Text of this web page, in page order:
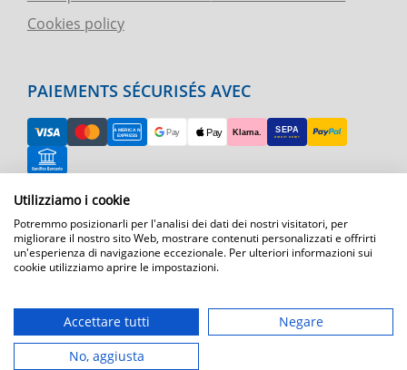
Cookies policy
PAIEMENTS SÉCURISÉS AVEC
RETOUR FACILE
ASSISTANCE TÉLÉPHONIQUE ET CARTE
EXPÉDITION RAPIDE
Expédition par courrier express dans toute l'Europe
T.immagine | agenzia di marketing
Utilizziamo i cookie
Potremmo posizionarli per l'analisi dei dati dei nostri visitatori, per
migliorare il nostro sito Web, mostrare contenuti personalizzati e offrirti
un'esperienza di navigazione eccezionale. Per ulteriori informazioni sui
cookie utilizziamo aprire le impostazioni.
Accettare tutti Negare
No, aggiusta